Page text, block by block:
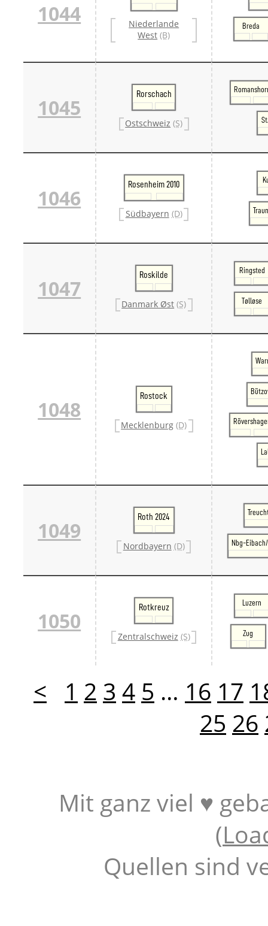
1044
Niederlande
West (B)
Breda
1045
Rorschach
Ostschweiz (S)
1046
Rosenheim 2010
Südbayern (D)
1047
Roskilde
Danmark Øst (S)
Ringsted
Tølløse
1048
Rostock
Mecklenburg (D)
1049
Roth 2024
Nordbayern (D) Nbg-
1050
Rotkreuz
Zentralschweiz (S)
Luzern
Zug
< 1 2 3 4 5 … 16 17
25 26
Mit ganz viel ♥
(
Quellen sind